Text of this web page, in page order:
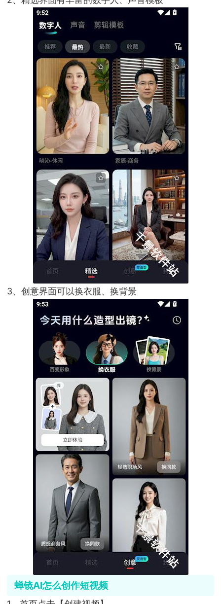
3、创意界面可以换衣服、换背景
蝉镜AI怎么创作短视频